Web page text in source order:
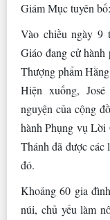
Giám Mục tuyên
Vào chiều ngày 9
Giáo đang cử
Thượng phẩm
Hiện xuống,
nguyện của cộng
hành Phụng vụ Lời
Thánh đã được các
đó.
Khoảng 60 gia
núi, chủ yếu làm